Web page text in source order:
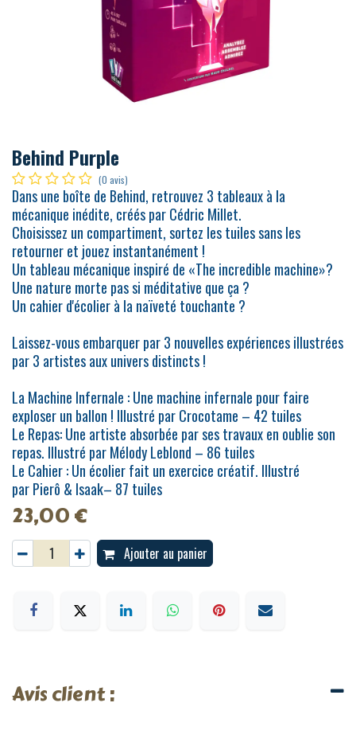
Behind Purple
(0 avis)
Dans une boîte de Behind, retrouvez 3 tableaux à la
mécanique inédite, créés par Cédric Millet.
Choisissez un compartiment, sortez les tuiles sans les
retourner et jouez instantanément !
Un tableau mécanique inspiré de «The incredible machine»?
Une nature morte pas si méditative que ça ?
Un cahier d'écolier à la naïveté touchante ?
Laissez-vous embarquer par 3 nouvelles expériences illustrées
par 3 artistes aux univers distincts !
La Machine Infernale : Une machine infernale pour faire
exploser un ballon ! Illustré par Crocotame – 42 tuiles
Le Repas: Une artiste absorbée par ses travaux en oublie son
repas. Illustré par Mélody Leblond – 86 tuiles
Le Cahier : Un écolier fait un exercice créatif. Illustré
par Pierô & Isaak– 87 tuiles
23,00€
Ajouter au panier
Avis client :